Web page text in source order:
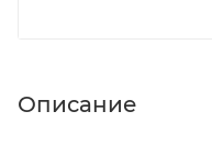
Описание